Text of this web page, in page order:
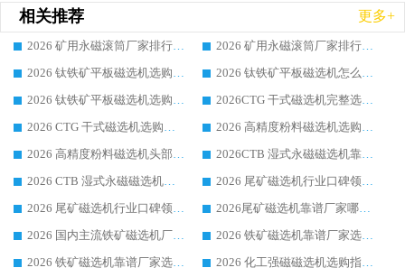
相关推荐 更多+
2026 矿用永磁滚筒厂家排行榜选购干货指南 行业口碑标杆华体会手机网页版-华体会(中国) 实力出众
2026 矿用永磁滚筒厂家排行榜选购指南，行业口碑领域强者华体会手机网页版-华体会(中国)
2026 钛铁矿平板磁选机选购全攻略 市场公认优质品牌厂家实力排行榜
2026 钛铁矿平板磁选机怎么选 靠谱生产企业实力排行榜选购参考攻略
2026 钛铁矿平板磁选机选购指南 行业口碑优选品牌生产企业实力排行榜
2026CTG 干式磁选机完整选购指南 行业口碑顶尖靠谱生产龙头厂家实力推荐
2026 CTG 干式磁选机选购指南|行业口碑靠谱生产厂家领域强者推荐
2026 高精度粉料磁选机选购全攻略 行业优质品牌华体会手机网页版-华体会(中国) 实力深度解析
2026 高精度粉料磁选机头部厂家选购指南 行业口碑靠谱品牌推荐 领域强者华体会手机网页版-华体会(中国) 解析
2026CTB 湿式永磁磁选机靠谱厂家实力排行榜 铁矿选矿设备采购全流程选购指南
2026 CTB 湿式永磁磁选机选购指南|行业口碑良好品牌推荐，领域强者华体会手机网页版-华体会(中国)
2026 尾矿磁选机行业口碑领域强者，源头直供国内主流厂家华体会手机网页版-华体会(中国) 一站式服务
2026 尾矿磁选机行业口碑领域强者，源头直供国内主流厂家华体会手机网页版-华体会(中国) 一站式服务
2026尾矿磁选机靠谱厂家哪家好 行业口碑领域强者华体会手机网页版-华体会(中国) 推荐
2026 国内主流铁矿磁选机厂家选购指南|行业口碑好品牌推荐，领域强者华体会手机网页版-华体会(中国)
2026 铁矿磁选机靠谱厂家选购全攻略 行业标杆华体会手机网页版-华体会(中国) 设备性价比出众
2026 铁矿磁选机靠谱厂家选购指南，领域强者华体会手机网页版-华体会(中国) 铁矿磁选机性价比高
2026 化工强磁磁选机选购指南 5 家行业口碑靠谱厂家领域强者推荐